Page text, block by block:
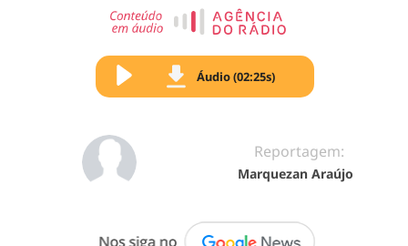
Áudio (02:25s)
Reportagem:
Marquezan Araújo